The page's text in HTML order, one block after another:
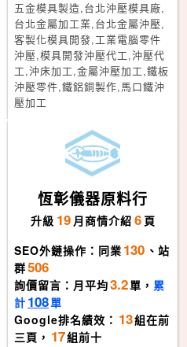
五金模具製造,台北沖壓模具廠,
台北金屬加工業,台北金屬沖壓,
客製化模具開發,工業電腦零件
沖壓,模具開發沖壓代工,沖壓代
工,沖床加工,金屬沖壓加工,鐵板
沖壓零件,鐵鋁銅製作,馬口鐵沖
壓加工
恆彰儀器原料行
升級 19 月商情介紹 6 頁
SEO外鏈操作：同業 130 、站
群506
詢價留言：月平均3.2單， 累
計 108單
Google排名績效： 13組在前
三頁， 17組前十